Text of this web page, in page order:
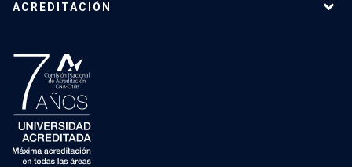
ACREDITACIÓN